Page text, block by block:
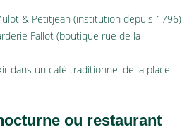
& Petitjean (institution depuis 1796)
Fallot (boutique rue de la
dans un café traditionnel de la place
ou restaurant